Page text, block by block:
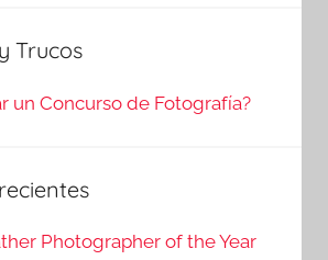
Trucos
un Concurso de Fotografía?
Photographer of the Year